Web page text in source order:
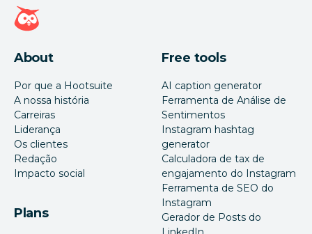
Página inicial da Hootsuite
About
Por que a Hootsuite
A nossa história
Carreiras
Liderança
Os clientes
Redação
Impacto social
Plans
Free tools
AI caption generator
Ferramenta de Análise de
Sentimentos
Instagram hashtag
generator
Calculadora de tax de
engajamento do Instagram
Ferramenta de SEO do
Instagram
Gerador de Posts do